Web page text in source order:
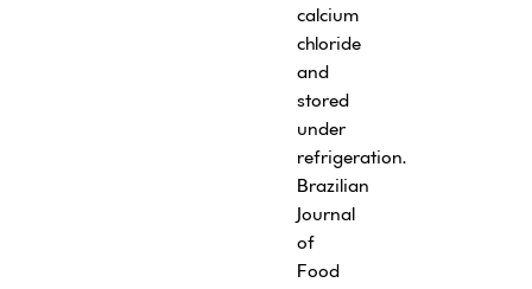
calcium
chloride
and
stored
under
refrigeration.
Brazilian
Journal
of
Food